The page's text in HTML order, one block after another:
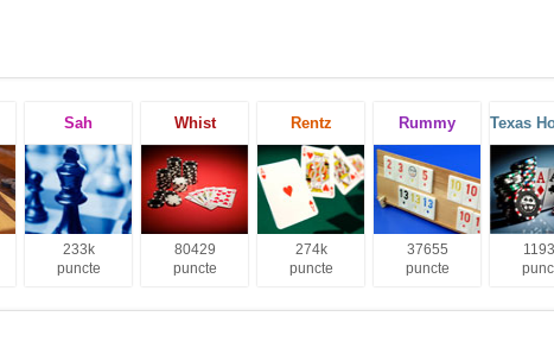
Sah
233k
puncte
Whist
80429
puncte
Rentz
274k
puncte
Rummy
37655
puncte
Texas